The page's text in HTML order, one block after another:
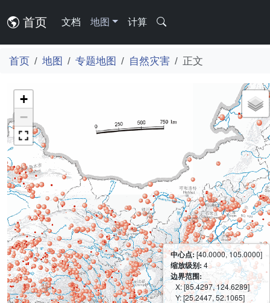
首页 文档 地图 计算
首页 地图 专题地图 自然灾害 正文
+
−
中心点: [40.0000, 105.0000]
缩放级别:4
边界范围:
X: [85.4297, 124.6289]
Y: [25.2447, 52.1065]